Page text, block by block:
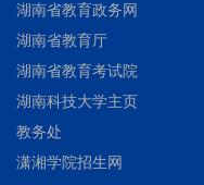
湖南省教育政务网
湖南省教育厅
湖南省教育考试院
湖南科技大学主页
教务处
潇湘学院招生网